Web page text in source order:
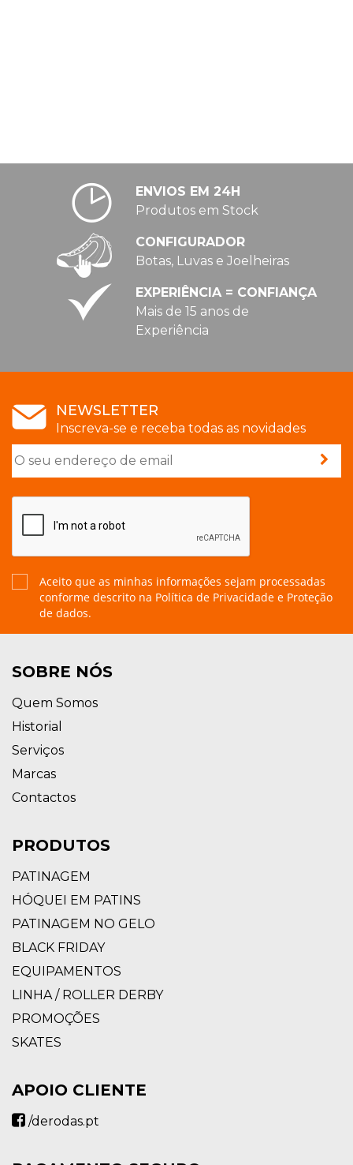
ENVIOS EM 24H
Produtos em Stock
CONFIGURADOR
Botas, Luvas e Joelheiras
EXPERIÊNCIA = CONFIANÇA
Mais de 15 anos de
Experiência
NEWSLETTER
Inscreva-se e receba todas as novidades
Aceito que as minhas informações sejam processadas
conforme descrito na Política de Privacidade e Proteção
de dados.
SOBRE NÓS
Quem Somos
Historial
Serviços
Marcas
Contactos
PRODUTOS
PATINAGEM
HÓQUEI EM PATINS
PATINAGEM NO GELO
BLACK FRIDAY
EQUIPAMENTOS
LINHA / ROLLER DERBY
PROMOÇÕES
SKATES
APOIO CLIENTE
/derodas.pt